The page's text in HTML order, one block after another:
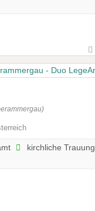
kirchliche Trauung